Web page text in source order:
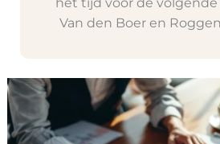
Van den Boer en